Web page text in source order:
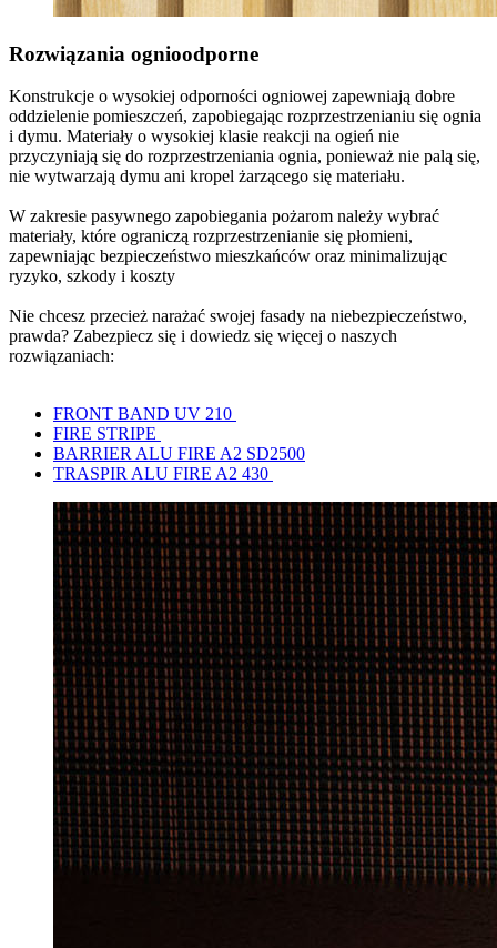
Rozwiązania ognioodporne
Konstrukcje o wysokiej odporności ogniowej zapewniają dobre
oddzielenie pomieszczeń, zapobiegając rozprzestrzenianiu się ognia
i dymu. Materiały o wysokiej klasie reakcji na ogień nie
przyczyniają się do rozprzestrzeniania ognia, ponieważ nie palą się,
nie wytwarzają dymu ani kropel żarzącego się materiału.
W zakresie pasywnego zapobiegania pożarom należy wybrać
materiały, które ograniczą rozprzestrzenianie się płomieni,
zapewniając bezpieczeństwo mieszkańców oraz minimalizując
ryzyko, szkody i koszty
Nie chcesz przecież narażać swojej fasady na niebezpieczeństwo,
prawda? Zabezpiecz się i dowiedz się więcej o naszych
rozwiązaniach:
FRONT BAND UV 210
FIRE STRIPE
BARRIER ALU FIRE A2 SD2500
TRASPIR ALU FIRE A2 430